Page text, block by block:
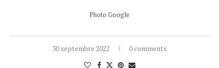
Photo Google
30 septembre 2022 0 comments